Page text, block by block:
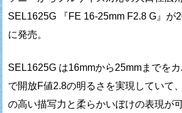
SEL1625G 『FE 16-25mm F2.8 G』が
に発売。
SEL1625G は16mmから25mmまでを
で開放F値2.8の明るさを実現していて
の高い描写力と柔らかいぼけの表現が